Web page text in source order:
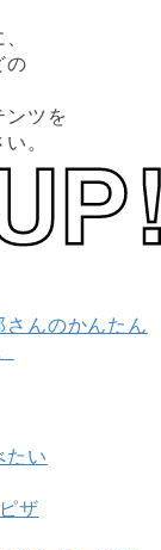
の
ンツを
。
さんのかんたん
たい
ザ